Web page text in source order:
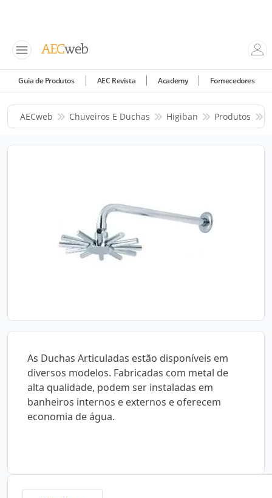
Guia de Produtos AEC Revista Academy Fornecedores
AECweb Chuveiros E Duchas Higiban Produtos
As Duchas Articuladas estão disponíveis em
diversos modelos. Fabricadas com metal de
alta qualidade, podem ser instaladas em
banheiros internos e externos e oferecem
economia de água.